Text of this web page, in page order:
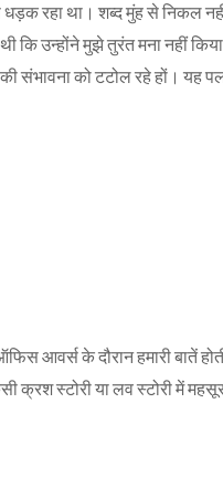
धड़क रहा था। शब्द मुंह से निकल
कि उन्होंने मुझे तुरंत मना नहीं
संभावना को टटोल रहे हों। यह
आवर्स के दौरान हमारी बातें
क्रश स्टोरी या लव स्टोरी में